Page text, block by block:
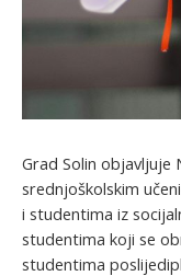
Grad Solin
srednjoškolskim
i studentima iz
studentima koji se
studentima